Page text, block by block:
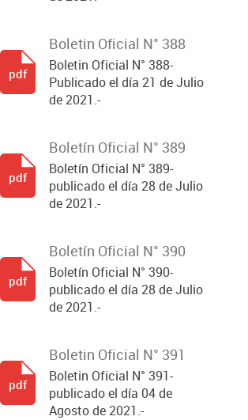
Boletin Oficial N° 388
Boletin Oficial N° 388-
Publicado el día 21 de Julio
de 2021.-
pdf
Boletín Oficial N° 389
Boletín Oficial N° 389-
publicado el día 28 de Julio
de 2021.-
pdf
Boletín Oficial N° 390
Boletín Oficial N° 390-
publicado el día 28 de Julio
de 2021.-
pdf
Boletin Oficial N° 391
Boletin Oficial N° 391-
publicado el día 04 de
Agosto de 2021.-
pdf